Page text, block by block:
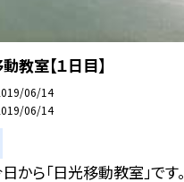
教室【１日目】
06/14
06/14
日から「日光移動教室」です。